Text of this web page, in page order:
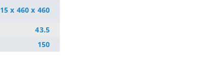
x 460 x 460
43.5
150